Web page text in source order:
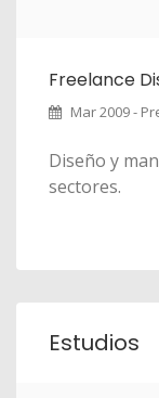
Freelance
Mar 2009 -
Diseño y
sectores.
Estudios